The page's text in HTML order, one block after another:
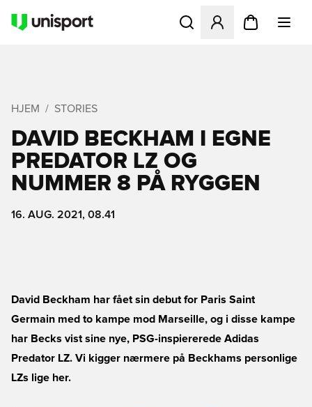
Åbner en Modal til at
HJEM STORIES
DAVID BECKHAM I EGNE
PREDATOR LZ OG
NUMMER 8 PÅ RYGGEN
16. AUG. 2021, 08.41
David Beckham har fået sin debut for Paris Saint
Germain med to kampe mod Marseille, og i disse kampe
har Becks vist sine nye, PSG-inspiererede Adidas
Predator LZ. Vi kigger nærmere på Beckhams personlige
LZs lige her.